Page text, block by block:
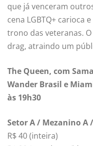
que já venceram
cena LGBTQ+ carioca
trono das veteranas.
drag, atraindo um
The Queen, com
Wander Brasil e
às 19h30
Setor A / Mezanino A
R$ 40 (inteira)